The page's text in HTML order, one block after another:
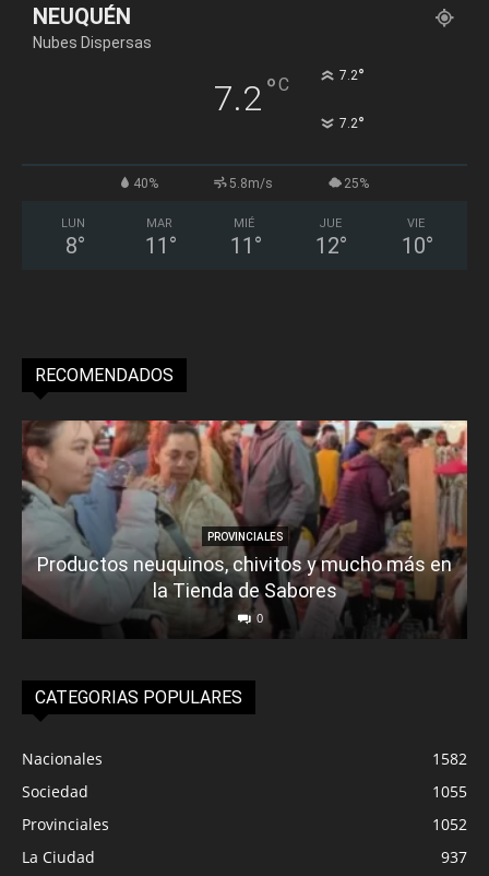
NEUQUÉN
Nubes Dispersas
7.2°C 7.2°
7.2°
40% 5.8m/s 25%
LUN
8°
MAR
11 °
MIÉ
11 °
JUE
12°
VIE
10°
RECOMENDADOS
PROVINCIALES
Productos neuquinos, chivitos y mucho más en
la Tienda de Sabores
0
CATEGORIAS POPULARES
Nacionales
1582
Sociedad
1055
Provinciales
1052
La Ciudad
937